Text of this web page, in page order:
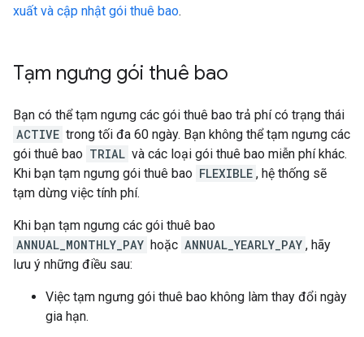
xuất và cập nhật gói thuê bao.
Tạm ngưng gói thuê bao
Bạn có thể tạm ngưng các gói thuê bao trả phí có trạng thái
ACTIVE trong tối đa 60 ngày. Bạn không thể tạm ngưng các
gói thuê bao TRIAL và các loại gói thuê bao miễn phí khác.
Khi bạn tạm ngưng gói thuê bao FLEXIBLE , hệ thống sẽ
tạm dừng việc tính phí.
Khi bạn tạm ngưng các gói thuê bao
ANNUAL_MONTHLY_PAY hoặc ANNUAL_YEARLY_PAY , hãy
lưu ý những điều sau:
Việc tạm ngưng gói thuê bao không làm thay đổi ngày
gia hạn.